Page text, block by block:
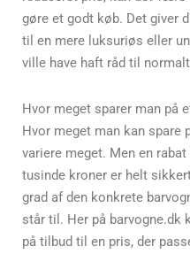
gøre et godt køb. Det giver
til en mere luksuriøs eller
ville have haft råd til
Hvor meget sparer man på
Hvor meget man kan spare
variere meget. Men en
tusinde kroner er helt
grad af den konkrete
står til. Her på barvogne.dk
på tilbud til en pris, der